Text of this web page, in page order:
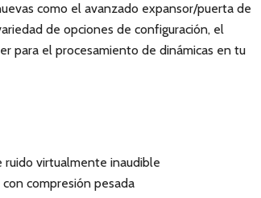
como el avanzado expansor/puerta de
de opciones de configuración, el
para el procesamiento de dinámicas en tu
ruido virtualmente inaudible
compresión pesada